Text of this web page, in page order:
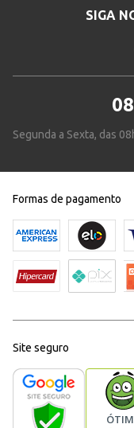
SIGA
Segunda a Sexta, das
Formas de pagamento
Site seguro